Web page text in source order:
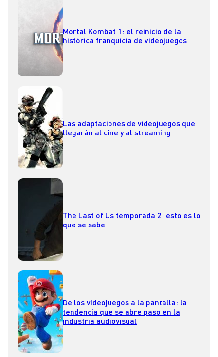
Mortal Kombat 1: el reinicio de la
histórica franquicia de videojuegos
Las adaptaciones de videojuegos que
llegarán al cine y al streaming
The Last of Us temporada 2: esto es lo
que se sabe
De los videojuegos a la pantalla: la
tendencia que se abre paso en la
industria audiovisual